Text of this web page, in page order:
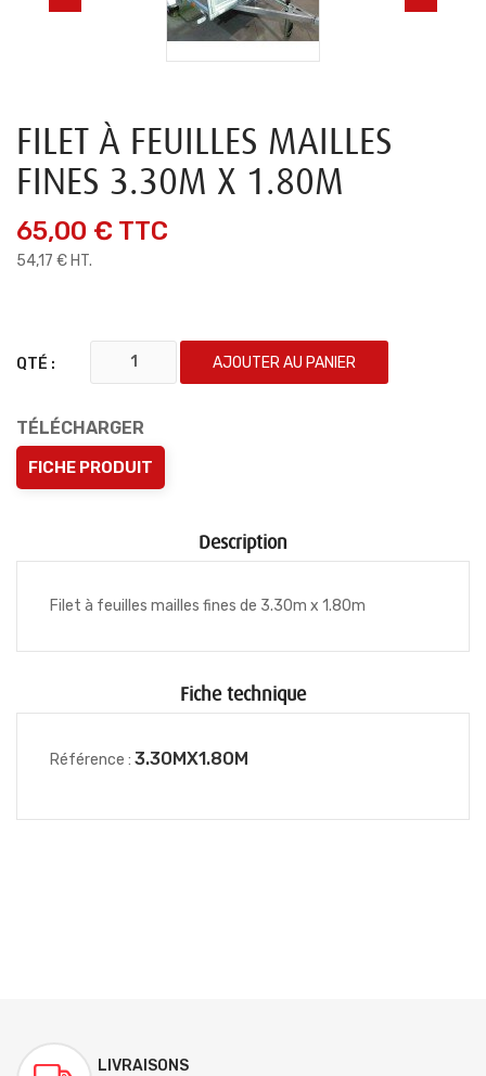
FILET À FEUILLES MAILLES
FINES 3.30M X 1.80M
65,00 € TTC
54,17 € HT.
QTÉ : AJOUTER AU PANIER
TÉLÉCHARGER
FICHE PRODUIT
Description
Filet à feuilles mailles fines de 3.30m x 1.80m
Fiche technique
Référence : 3.30MX1.80M
LIVRAISONS